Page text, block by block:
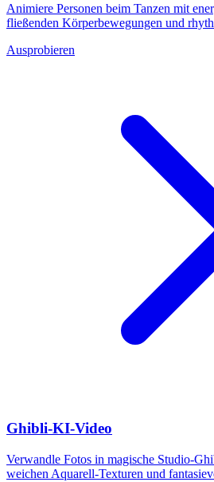
Animiere Personen beim Tanzen mit
fließenden Körperbewegungen und
Ausprobieren
Ghibli-KI-Video
Verwandle Fotos in magische Studio-
weichen Aquarell-Texturen und